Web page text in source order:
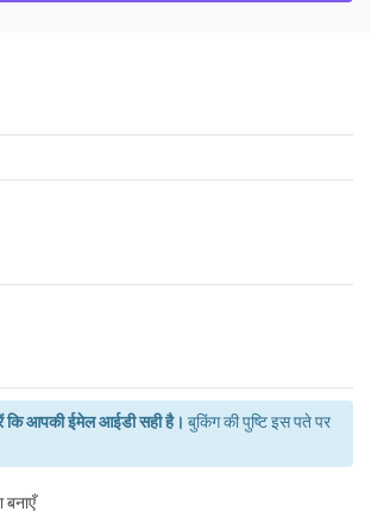
कि आपकी ईमेल आईडी सही है। बुकिंग की पुष्टि इस पते पर